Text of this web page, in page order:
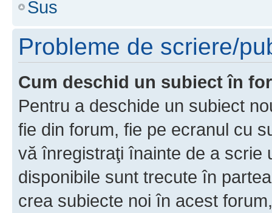
Sus
Probleme de scriere/
Cum deschid un subiect în
Pentru a deschide un subiect
fie din forum, fie pe ecranul cu
vă înregistraţi înainte de a scrie
disponibile sunt trecute în
crea subiecte noi în acest